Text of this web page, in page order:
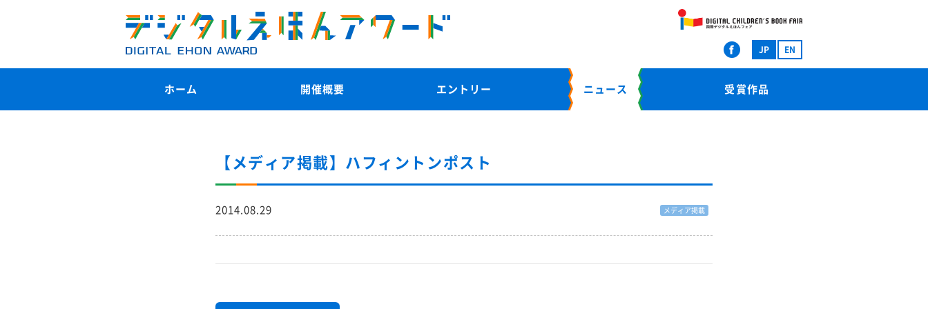
JP EN
ホーム 開催概要 エントリー ニュース 受賞作品
【メディア掲載】ハフィントンポスト
2014.08.29 メディア掲載